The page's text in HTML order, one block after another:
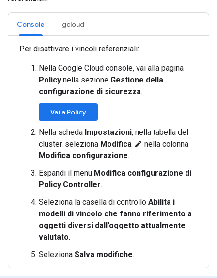
Console gcloud
Per disattivare i vincoli referenziali:
Nella Google Cloud console, vai alla pagina
Policy nella sezione Gestione della
configurazione di sicurezza.
Vai a Policy
Nella scheda Impostazioni, nella tabella del
cluster, seleziona Modifica edit nella colonna
Modifica configurazione.
Espandi il menu Modifica configurazione di
Policy Controller.
Seleziona la casella di controllo Abilita i
modelli di vincolo che fanno riferimento a
oggetti diversi dall'oggetto attualmente
valutato.
Seleziona Salva modifiche.